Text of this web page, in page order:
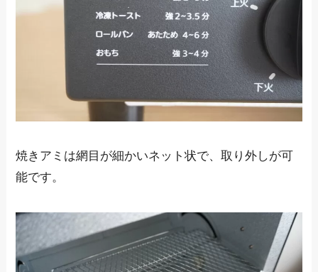
焼きアミは網目が細かいネット状で、取り外しが可
能です。